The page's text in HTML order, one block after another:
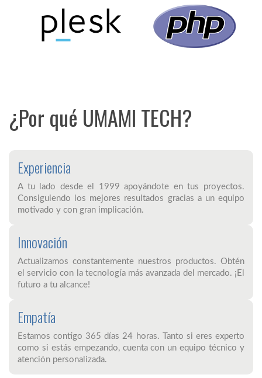
¿Por qué UMAMI TECH?
Experiencia
A tu lado desde el 1999 apoyándote en tus proyectos.
Consiguiendo los mejores resultados gracias a un equipo
motivado y con gran implicación.
Innovación
Actualizamos constantemente nuestros productos. Obtén
el servicio con la tecnología más avanzada del mercado. ¡El
futuro a tu alcance!
Empatía
Estamos contigo 365 días 24 horas. Tanto si eres experto
como si estás empezando, cuenta con un equipo técnico y
atención personalizada.